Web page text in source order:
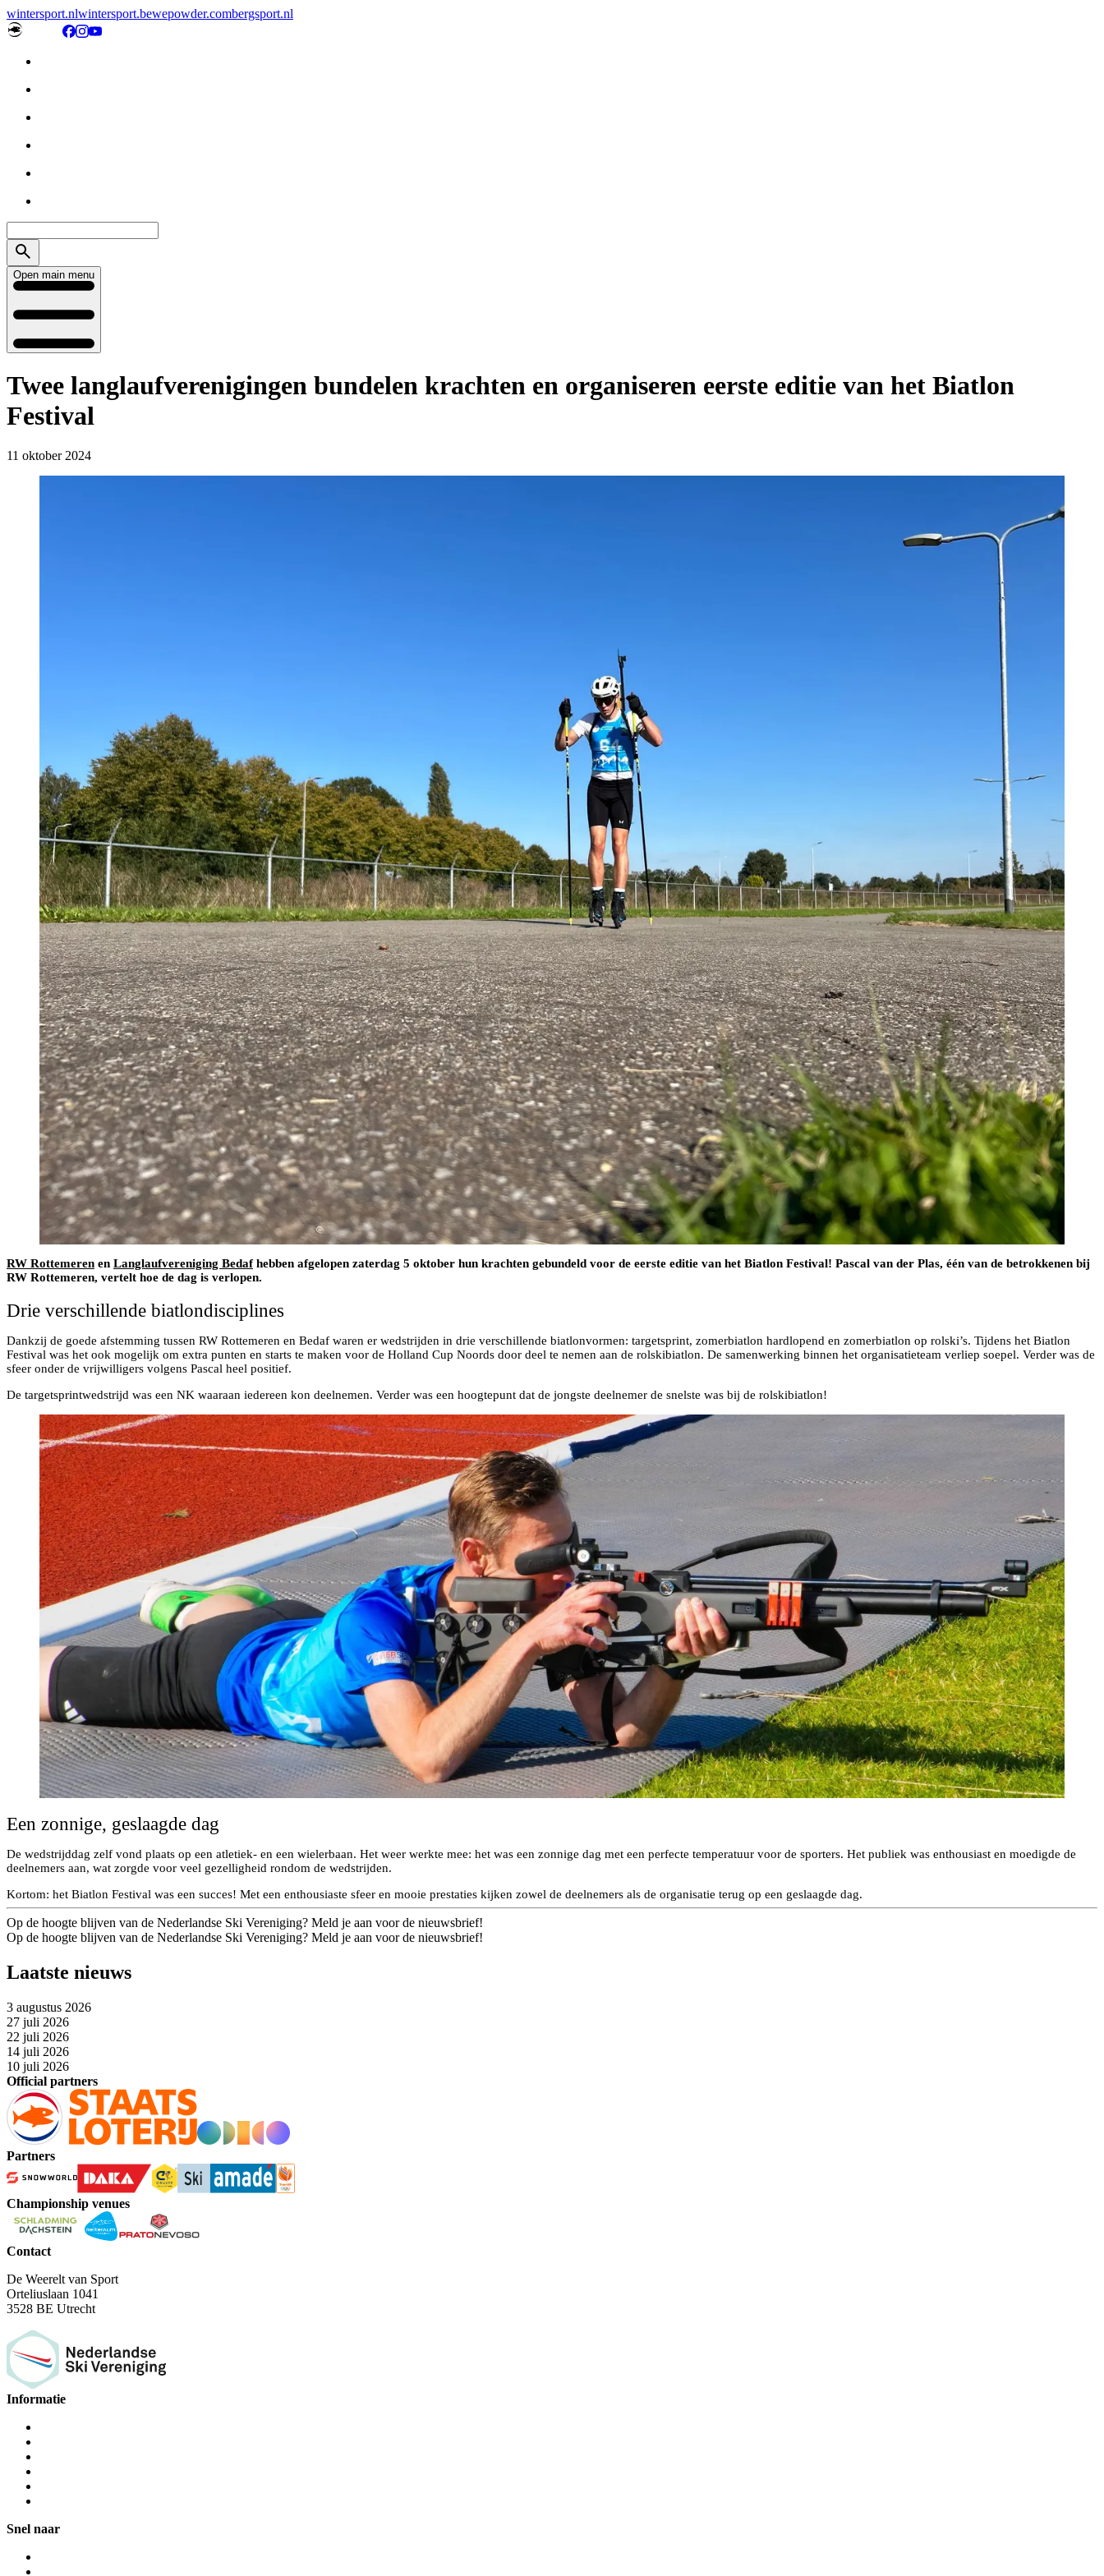
wintersport.nlwintersport.bewepowder.combergsport.nl
Open main menu
Twee langlaufverenigingen bundelen krachten en organiseren eerste editie van het Biatlon
Festival
11 oktober 2024
RW Rottemeren en Langlaufvereniging Bedafhebben afgelopen zaterdag 5 oktober hun krachten gebundeld voor de eerste editie van het Biatlon Festival! Pascal van der Plas, één van de betrokkenen bij
RW Rottemeren, vertelt hoe de dag is verlopen.
Drie verschillende biatlondisciplines
Dankzij de goede afstemming tussen RW Rottemeren en Bedaf waren er wedstrijden in drie verschillende biatlonvormen: targetsprint, zomerbiatlon hardlopend en zomerbiatlon op rolski’s. Tijdens het Biatlon
Festival was het ook mogelijk om extra punten en starts te maken voor de Holland Cup Noords door deel te nemen aan de rolskibiatlon. De samenwerking binnen het organisatieteam verliep soepel. Verder was de
sfeer onder de vrijwilligers volgens Pascal heel positief.
De targetsprintwedstrijd was een NK waaraan iedereen kon deelnemen. Verder was een hoogtepunt dat de jongste deelnemer de snelste was bij de rolskibiatlon!
Een zonnige, geslaagde dag
De wedstrijddag zelf vond plaats op een atletiek- en een wielerbaan. Het weer werkte mee: het was een zonnige dag met een perfecte temperatuur voor de sporters. Het publiek was enthousiast en moedigde de
deelnemers aan, wat zorgde voor veel gezelligheid rondom de wedstrijden.
Kortom: het Biatlon Festival was een succes! Met een enthousiaste sfeer en mooie prestaties kijken zowel de deelnemers als de organisatie terug op een geslaagde dag.
Op de hoogte blijven van de Nederlandse Ski Vereniging? Meld je aan voor de nieuwsbrief!
Op de hoogte blijven van de Nederlandse Ski Vereniging? Meld je aan voor de nieuwsbrief!
Laatste nieuws
3 augustus 2026
27 juli 2026
22 juli 2026
14 juli 2026
10 juli 2026
Official partners
Partners
Championship venues
Contact
De Weerelt van Sport
Orteliuslaan 1041
3528 BE Utrecht
Informatie
Snel naar